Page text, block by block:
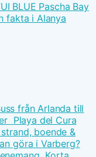
BLUE Pascha Bay
fakta i Alanya
från Arlanda till
Playa del Cura
boende &
göra i Varberg?